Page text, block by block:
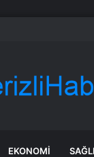
motorine
EKONOMI